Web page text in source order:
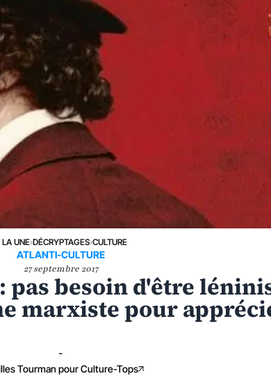
LA UNE›DÉCRYPTAGES›CULTURE
ATLANTI-CULTURE
27 septembre 2017
pas besoin d'être
marxiste pour
-
Tourman pour Culture-Tops